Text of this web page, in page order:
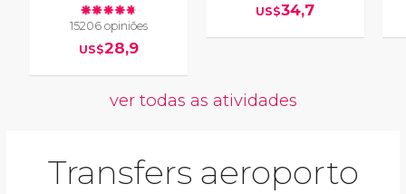
15206 opiniões
US$28,9
US$34,7
ver todas as atividades
Transfers aeroporto